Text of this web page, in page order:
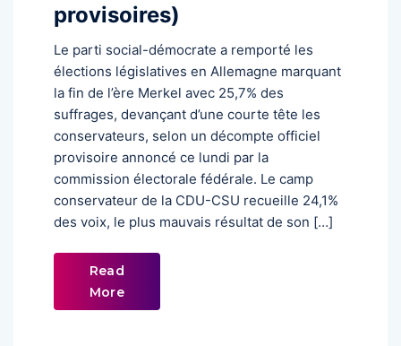
provisoires)
Le parti social-démocrate a remporté les
élections législatives en Allemagne marquant
la fin de l’ère Merkel avec 25,7% des
suffrages, devançant d’une courte tête les
conservateurs, selon un décompte officiel
provisoire annoncé ce lundi par la
commission électorale fédérale. Le camp
conservateur de la CDU-CSU recueille 24,1%
des voix, le plus mauvais résultat de son […]
Read
More